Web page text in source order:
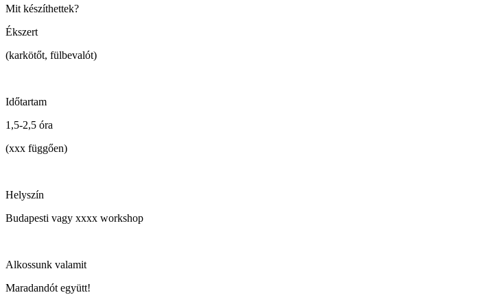
Mit készíthettek?
Ékszert
(karkötőt, fülbevalót)
Időtartam
1,5-2,5 óra
(xxx függően)
Helyszín
Budapesti vagy xxxx workshop
Alkossunk valamit
Maradandót együtt!